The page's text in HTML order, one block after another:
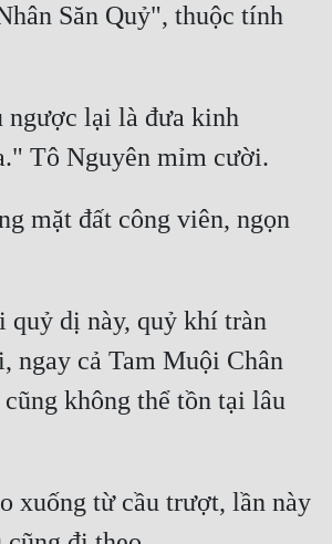
Săn Quỷ", thuộc tính
ngược lại là đưa kinh
mặt đất công viên, ngọn
quỷ dị này, quỷ khí tràn
ngay cả Tam Muội Chân
không thể tồn tại lâu
xuống từ cầu trượt, lần này